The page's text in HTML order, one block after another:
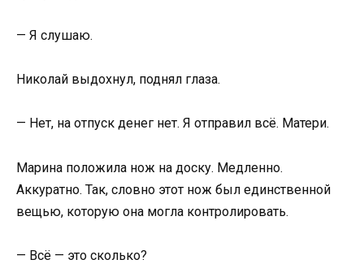
— Я слушаю.
Николай выдохнул, поднял глаза.
— Нет, на отпуск денег нет. Я отправил всё. Матери.
Марина положила нож на доску. Медленно.
Аккуратно. Так, словно этот нож был единственной
вещью, которую она могла контролировать.
— Всё — это сколько?